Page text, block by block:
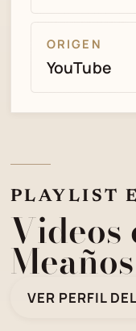
ORIGEN
YouTube
PLAYLIST
Videos
Meaños
VER PERFIL